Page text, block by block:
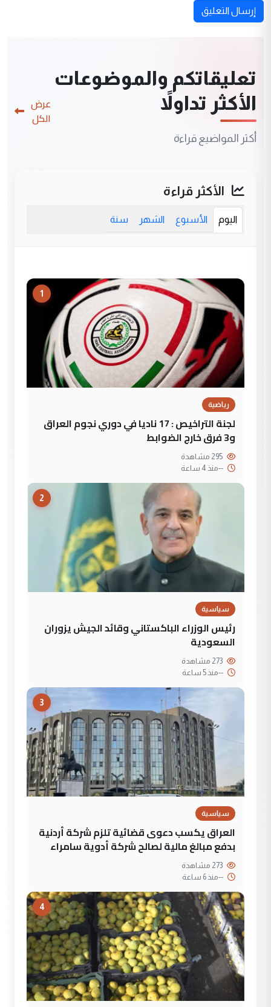
إرسال التعليق
تعليقاتكم والموضوعات
الأكثر تداولاً
أكثر المواضيع قراءة
عرض
الكل
الأكثر قراءة
اليوم الأسبوع الشهر سنة
1
رياضية
لجنة التراخيص : 17 ناديا في دوري نجوم العراق
و3 فرق خارج الضوابط
--منذ 4 ساعة
2
سياسية
رئيس الوزراء الباكستاني وقائد الجيش يزوران
السعودية
--منذ 5 ساعة
3
سياسية
العراق يكسب دعوى قضائية تلزم شركة أردنية
بدفع مبالغ مالية لصالح شركة أدوية سامراء
--منذ 6 ساعة
4